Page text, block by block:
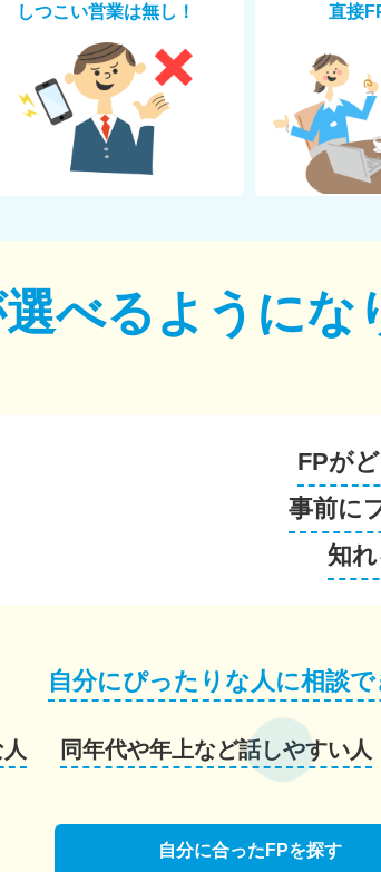
しつこい営業は無し！
直接
べるようにな
FPが
事前に
知
自分にぴったりな人に相談
同年代や年上など話しやすい人
自分に合ったFPを探す